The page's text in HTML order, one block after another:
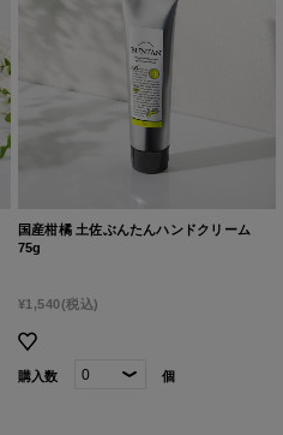
国産柑橘 土佐ぶんたんハンドクリーム
75g
¥1,540(税込)
購入数 個